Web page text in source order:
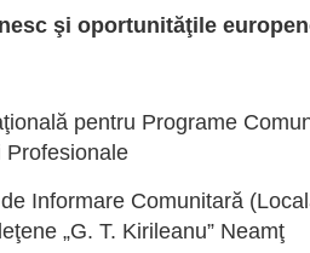
şi oportunităţile
pentru Programe
Profesionale
Informare Comunitară
„G. T. Kirileanu” Neamţ